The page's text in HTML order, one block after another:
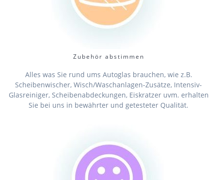
Zubehör abstimmen
Alles was Sie rund ums Autoglas brauchen, wie z.B.
Scheibenwischer, Wisch/Waschanlagen-Zusätze, Intensiv-
Glasreiniger, Scheibenabdeckungen, Eiskratzer uvm. erhalten
Sie bei uns in bewährter und getesteter Qualität.